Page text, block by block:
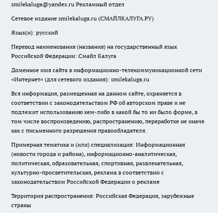
smilekaluga@yandex.ru Рекламный отдел
Сетевое издание smilekaluga.ru (СМАЙЛКАЛУГА.РУ)
Язык(и): русский
Перевод наименования (названия) на государственный язык
Российской Федерации: Смайл Калуга
Доменное имя сайта в информационно-телекоммуникационной сети
«Интернет» (для сетевого издания): smilekaluga.ru
Вся информация, размещенная на данном сайте, охраняется в
соответствии с законодательством РФ об авторском праве и не
подлежит использованию кем-либо в какой бы то ни было форме, в
том числе воспроизведению, распространению, переработке не иначе
как с письменного разрешения правообладателя.
Примерная тематика и (или) специализация: Информационная
(новости города и района), информационно-аналитическая,
политическая, образовательная, спортивная, развлекательная,
культурно-просветительская, реклама в соответствии с
законодательством Российской Федерации о рекламе
Территория распространения: Российская Федерация, зарубежные
страны